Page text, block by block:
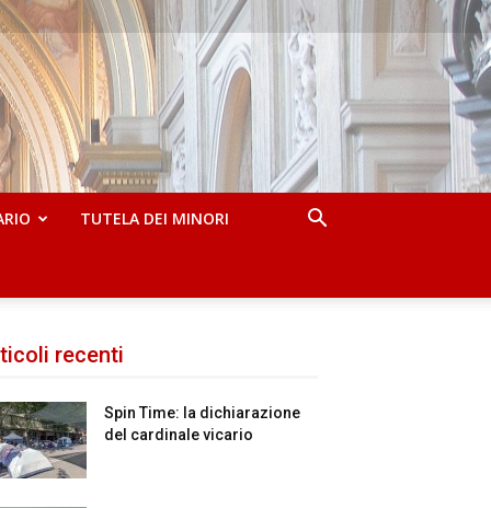
TUTELA DEI MINORI
recenti
Spin Time: la dichiarazione
del cardinale vicario